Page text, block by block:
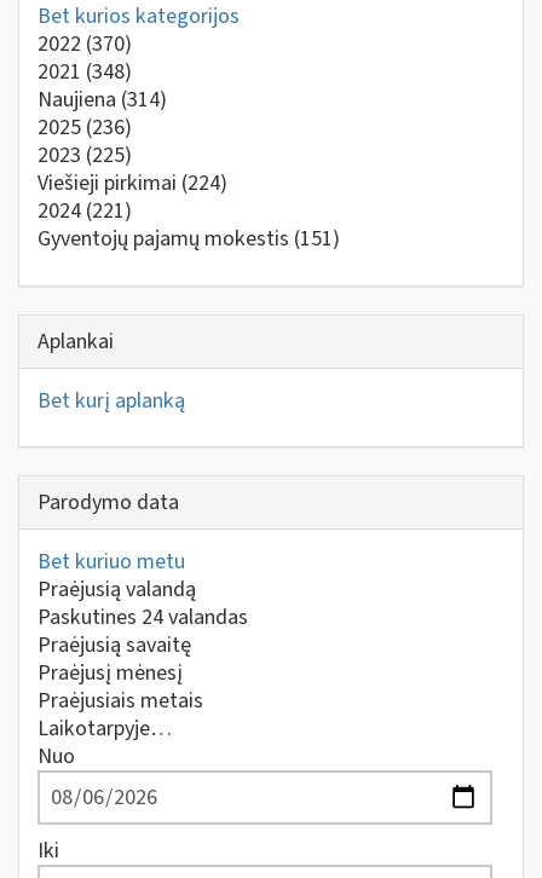
Bet kurios kategorijos
2022 (370)
2021 (348)
Naujiena (314)
2025 (236)
2023 (225)
Viešieji pirkimai (224)
2024 (221)
Gyventojų pajamų mokestis (151)
Aplankai
Bet kurį aplanką
Parodymo data
Bet kuriuo metu
Praėjusią valandą
Paskutines 24 valandas
Praėjusią savaitę
Praėjusį mėnesį
Praėjusiais metais
Laikotarpyje…
Nuo
Iki